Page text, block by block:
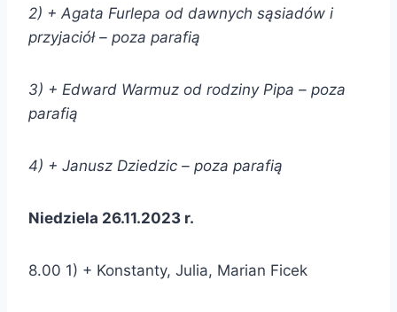
2) + Agata Furlepa od dawnych sąsiadów i
przyjaciół – poza parafią
3) + Edward Warmuz od rodziny Pipa – poza
parafią
4) + Janusz Dziedzic – poza parafią
Niedziela 26.11.2023 r.
8.00 1) + Konstanty, Julia, Marian Ficek